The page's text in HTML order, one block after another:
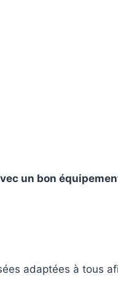
un bon
adaptées à tous